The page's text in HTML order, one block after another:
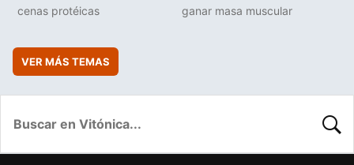
cenas protéicas ganar masa muscular
VER MÁS TEMAS